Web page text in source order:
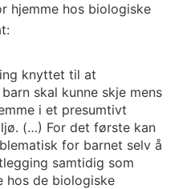
hjemme hos biologiske
knyttet til at
skal kunne skje mens
i et presumtivt
(…) For det første kan
for barnet selv å
samtidig som
hos de biologiske